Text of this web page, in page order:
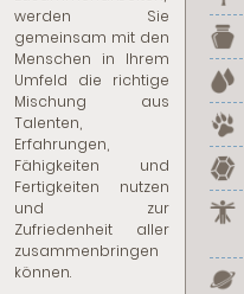
werden Sie
gemeinsam mit den
Menschen in Ihrem
Umfeld die richtige
Mischung aus
Talenten,
Erfahrungen,
Fähigkeiten und
Fertigkeiten nutzen
und zur
Zufriedenheit aller
zusammenbringen
können.